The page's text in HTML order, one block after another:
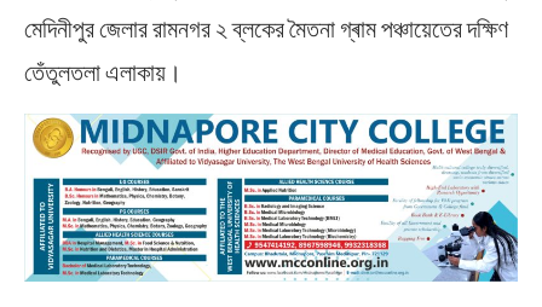
মেদিনীপুর জেলার রামনগর ২ ব্লকের মৈতনা গ্ৰাম পঞ্চায়েতের দক্ষিণ
তেঁতুলতলা এলাকায়।